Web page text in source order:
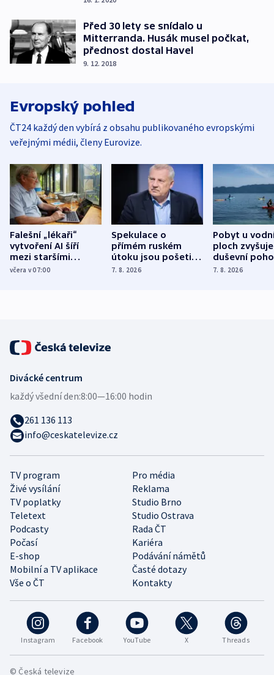
Před 30 lety se snídalo u
Mitterranda. Husák musel počkat,
přednost dostal Havel
9. 12. 2018
Evropský pohled
ČT24 každý den vybírá z obsahu publikovaného evropskými
veřejnými médii, členy Eurovize.
Falešní „lékaři“
vytvoření AI šíří
mezi staršími
Poláky nebezpečné
včera v 07:00
Spekulace o
přímém ruském
útoku jsou pošetilé,
míní estonský
7. 8. 2026
Pobyt u
ploch zvyšuje
duševní
ukázala
7. 8. 2026
Instagram Facebook YouTube X Threads
TV program
Pro média
Živé vysílání
Reklama
TV poplatky
Studio Brno
Teletext
Studio Ostrava
Podcasty
Rada ČT
Počasí
Kariéra
E-shop
Podávání námětů
Mobilní a TV aplikace
Časté dotazy
Vše o ČT
Kontakty
Divácké centrum
každý všední den:8:00—16:00 hodin
261 136 113
info@ceskatelevize.cz
© Česká televize